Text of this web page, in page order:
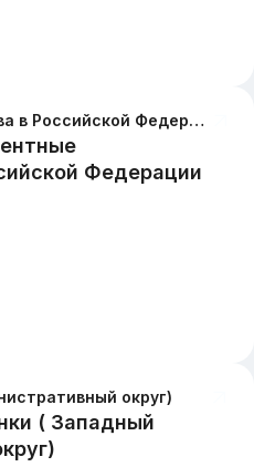
Алиментные обязательства в Российской Федерации
округ)